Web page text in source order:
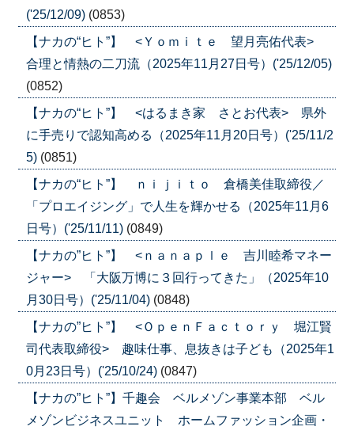
('25/12/09) (0853)
【ナカの“ヒト”】 <Ｙｏｍｉｔｅ 望月亮佑代表>
合理と情熱の二刀流（2025年11月27日号）('25/12/05)
(0852)
【ナカの“ヒト”】 <はるまき家 さとお代表> 県外
に手売りで認知高める（2025年11月20日号）('25/11/2
5) (0851)
【ナカの“ヒト”】 ｎｉｊｉｔｏ 倉橋美佳取締役／
「プロエイジング」で人生を輝かせる（2025年11月6
日号）('25/11/11) (0849)
【ナカの”ヒト”】 <ｎａｎａｐｌｅ 吉川睦希マネー
ジャー> 「大阪万博に３回行ってきた」（2025年10
月30日号）('25/11/04) (0848)
【ナカの”ヒト”】 <ＯｐｅｎＦａｃｔｏｒｙ 堀江賢
司代表取締役> 趣味仕事、息抜きは子ども（2025年1
0月23日号）('25/10/24) (0847)
【ナカの”ヒト”】千趣会 ベルメゾン事業本部 ベル
メゾンビジネスユニット ホームファッション企画・